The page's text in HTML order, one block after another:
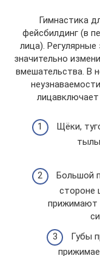
Гимнастика
фейсбилдинг (в
лица).
значительно
вмешательства. В
Щёки,
Большой
стороне
прижимают
Губы